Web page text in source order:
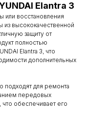
Elantra 3
восстановления
из высококачественной
защиту от
полностью
Elantra 3, что
дополнительных
подходят для ремонта
передовых
что обеспечивает его